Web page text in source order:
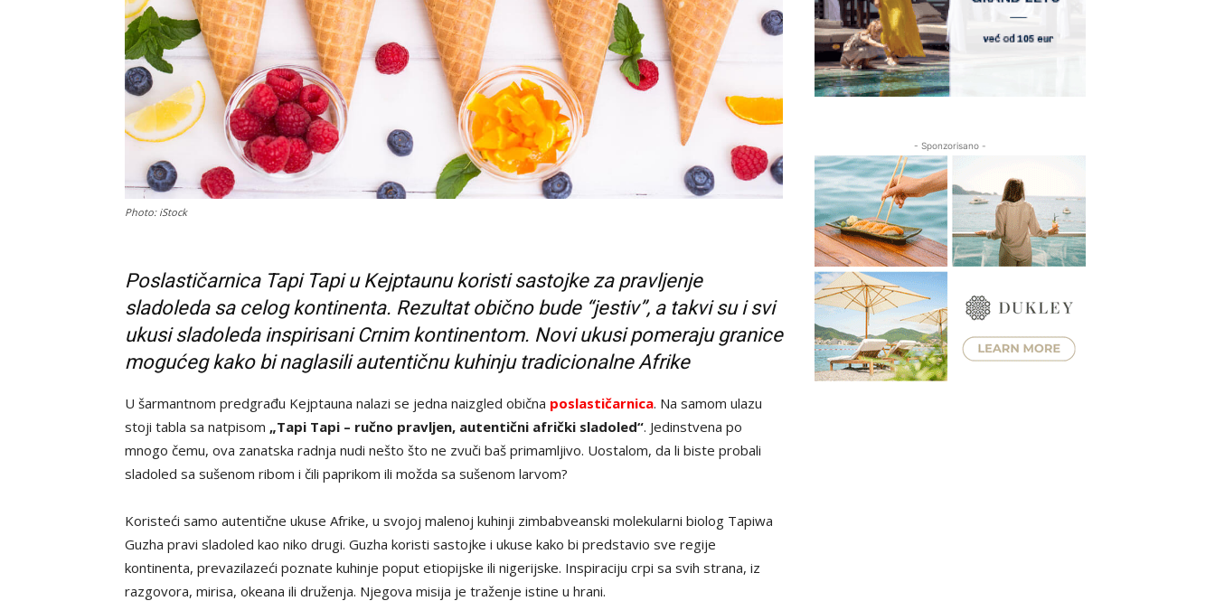
Photo: iStock
Poslastičarnica Tapi Tapi u Kejptaunu koristi sastojke za pravljenje
sladoleda sa celog kontinenta. Rezultat obično bude “jestiv”, a takvi su i svi
ukusi sladoleda inspirisani Crnim kontinentom. Novi ukusi pomeraju granice
mogućeg kako bi naglasili autentičnu kuhinju tradicionalne Afrike
U šarmantnom predgrađu Kejptauna nalazi se jedna naizgled obična poslastičarnica. Na samom ulazu
stoji tabla sa natpisom „Tapi Tapi – ručno pravljen, autentični afrički sladoled“. Jedinstvena po
mnogo čemu, ova zanatska radnja nudi nešto što ne zvuči baš primamljivo. Uostalom, da li biste probali
sladoled sa sušenom ribom i čili paprikom ili možda sa sušenom larvom?
Koristeći samo autentične ukuse Afrike, u svojoj malenoj kuhinji zimbabveanski molekularni biolog Tapiwa
Guzha pravi sladoled kao niko drugi. Guzha koristi sastojke i ukuse kako bi predstavio sve regije
kontinenta, prevazilazeći poznate kuhinje poput etiopijske ili nigerijske. Inspiraciju crpi sa svih strana, iz
razgovora, mirisa, okeana ili druženja. Njegova misija je traženje istine u hrani.
- Sponzorisano -